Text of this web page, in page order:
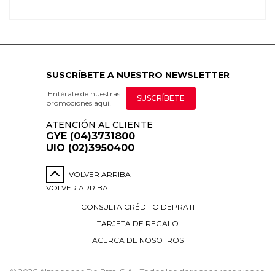
SUSCRÍBETE A NUESTRO NEWSLETTER
¡Entérate de nuestras
promociones aquí!
SUSCRÍBETE
ATENCIÓN AL CLIENTE
GYE (04)3731800
UIO (02)3950400
VOLVER ARRIBA
VOLVER ARRIBA
CONSULTA CRÉDITO DEPRATI
TARJETA DE REGALO
ACERCA DE NOSOTROS